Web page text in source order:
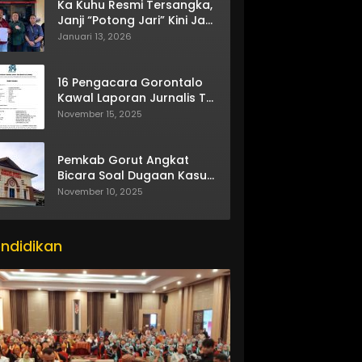
Ka Kuhu Resmi Tersangka,
Janji “Potong Jari” Kini Jadi
Bumerang
Januari 13, 2026
16 Pengacara Gorontalo
Kawal Laporan Jurnalis TV
One
November 15, 2025
Pemkab Gorut Angkat
Bicara Soal Dugaan Kasus
Asusila Oknum ASN
November 10, 2025